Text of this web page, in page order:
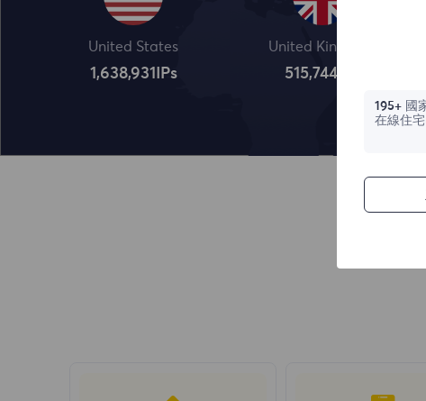
United States
1,638,932 IPs
United Kingdom
515,745
195+ 國
在線住